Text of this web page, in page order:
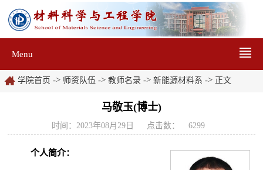
Menu
学院首页 -> 师资队伍 -> 教师名录 -> 新能源材料系 -> 正文
马敬玉(博士)
时间：2023年08月29日 点击数： 6299
个人简介：